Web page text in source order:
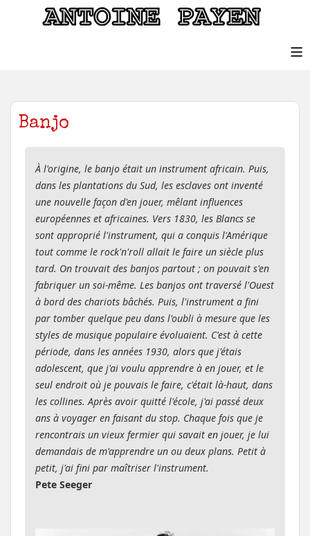
≡
Banjo
À l'origine, le banjo était un instrument africain. Puis,
dans les plantations du Sud, les esclaves ont inventé
une nouvelle façon d'en jouer, mêlant influences
européennes et africaines. Vers 1830, les Blancs se
sont approprié l'instrument, qui a conquis l'Amérique
tout comme le rock'n'roll allait le faire un siècle plus
tard. On trouvait des banjos partout ; on pouvait s'en
fabriquer un soi-même. Les banjos ont traversé l'Ouest
à bord des chariots bâchés. Puis, l'instrument a fini
par tomber quelque peu dans l'oubli à mesure que les
styles de musique populaire évoluaient. C'est à cette
période, dans les années 1930, alors que j'étais
adolescent, que j'ai voulu apprendre à en jouer, et le
seul endroit où je pouvais le faire, c'était là-haut, dans
les collines. Après avoir quitté l'école, j'ai passé deux
ans à voyager en faisant du stop. Chaque fois que je
rencontrais un vieux fermier qui savait en jouer, je lui
demandais de m'apprendre un ou deux plans. Petit à
petit, j'ai fini par maîtriser l'instrument.
Pete Seeger